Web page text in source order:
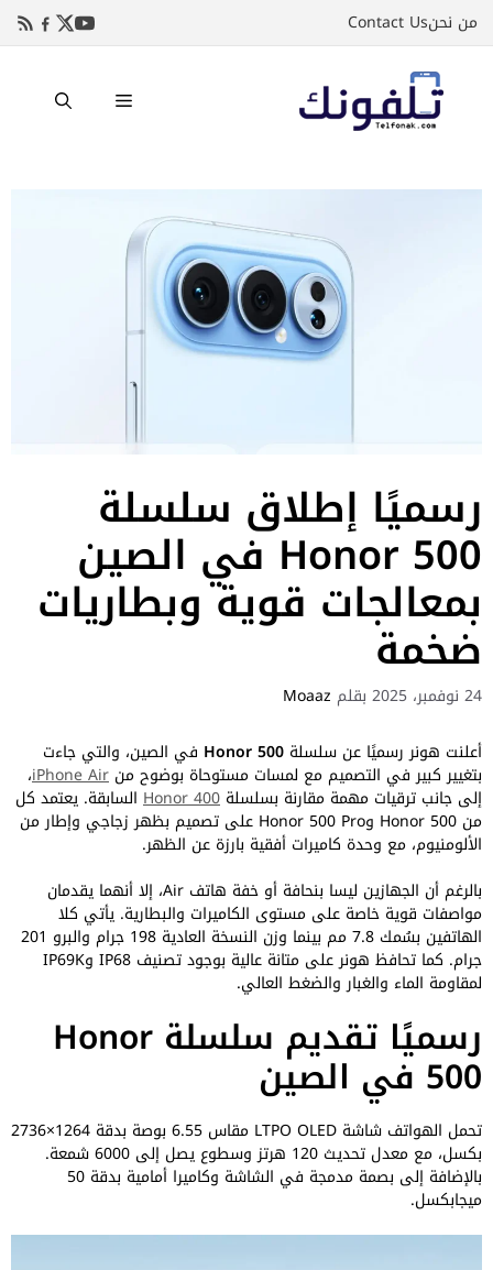
إلىمن نحنContact Us
القائمة
رسميًا إطلاق سلسلة
Honor 500 في الصين
بمعالجات قوية وبطاريات
ضخمة
24 نوفمبر، 2025 بقلم Moaaz
أعلنت هونر رسميًا عن سلسلة Honor 500 في الصين، والتي جاءت
بتغيير كبير في التصميم مع لمسات مستوحاة بوضوح من iPhone Air،
إلى جانب ترقيات مهمة مقارنة بسلسلة Honor 400 السابقة. يعتمد كل
من Honor 500 وHonor 500 Pro على تصميم بظهر زجاجي وإطار من
الألومنيوم، مع وحدة كاميرات أفقية بارزة عن الظهر.
بالرغم أن الجهازين ليسا بنحافة أو خفة هاتف Air، إلا أنهما يقدمان
مواصفات قوية خاصة على مستوى الكاميرات والبطارية. يأتي كلا
الهاتفين بسُمك 7.8 مم بينما وزن النسخة العادية 198 جرام والبرو 201
جرام. كما تحافظ هونر على متانة عالية بوجود تصنيف IP68 وIP69K
لمقاومة الماء والغبار والضغط العالي.
رسميًا تقديم سلسلة Honor
500 في الصين
تحمل الهواتف شاشة LTPO OLED مقاس 6.55 بوصة بدقة 1264×2736
بكسل، مع معدل تحديث 120 هرتز وسطوع يصل إلى 6000 شمعة.
بالإضافة إلى بصمة مدمجة في الشاشة وكاميرا أمامية بدقة 50
ميجابكسل.